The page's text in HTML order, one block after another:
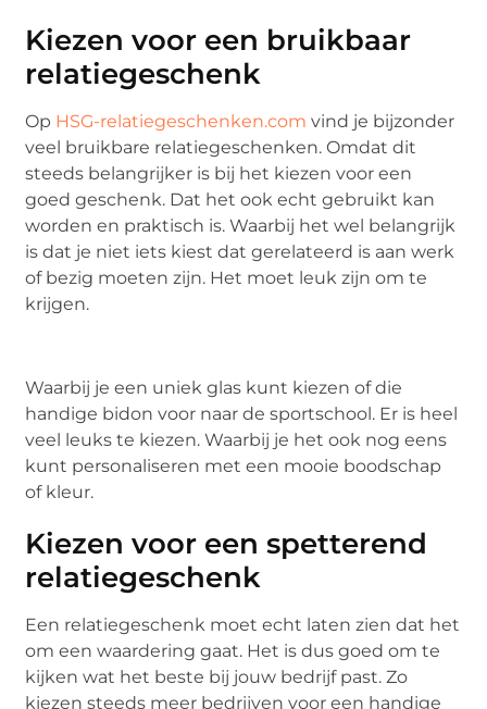
Kiezen voor een bruikbaar
relatiegeschenk
Op HSG-relatiegeschenken.com vind je bijzonder
veel bruikbare relatiegeschenken. Omdat dit
steeds belangrijker is bij het kiezen voor een
goed geschenk. Dat het ook echt gebruikt kan
worden en praktisch is. Waarbij het wel belangrijk
is dat je niet iets kiest dat gerelateerd is aan werk
of bezig moeten zijn. Het moet leuk zijn om te
krijgen.
Waarbij je een uniek glas kunt kiezen of die
handige bidon voor naar de sportschool. Er is heel
veel leuks te kiezen. Waarbij je het ook nog eens
kunt personaliseren met een mooie boodschap
of kleur.
Kiezen voor een spetterend
relatiegeschenk
Een relatiegeschenk moet echt laten zien dat het
om een waardering gaat. Het is dus goed om te
kijken wat het beste bij jouw bedrijf past. Zo
kiezen steeds meer bedrijven voor een handige